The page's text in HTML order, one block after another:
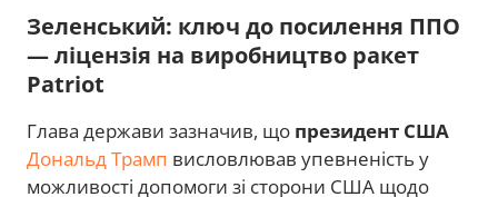
Зеленський: ключ до посилення ППО
— ліцензія на виробництво ракет
Patriot
Глава держави зазначив, що президент США
Дональд Трамп висловлював упевненість у
можливості допомоги зі сторони США щодо